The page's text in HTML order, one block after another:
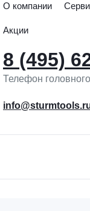
О компании
Акции
8 (495)
Телефон